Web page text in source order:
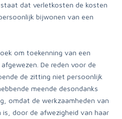
dat verletkosten de kosten
bijwonen van een
om toekenning van een
De reden voor de
de zitting niet persoonlijk
meende desondanks
omdat de werkzaamheden van
door de afwezigheid van haar